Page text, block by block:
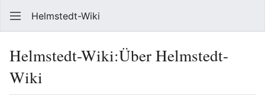
Helmstedt-Wiki
Helmstedt-Wiki:Über Helmstedt-
Wiki